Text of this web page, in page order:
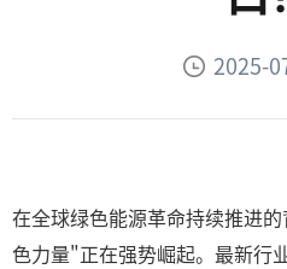
2025-
在全球绿色能源革命持续推进
色力量"正在强势崛起。最新行